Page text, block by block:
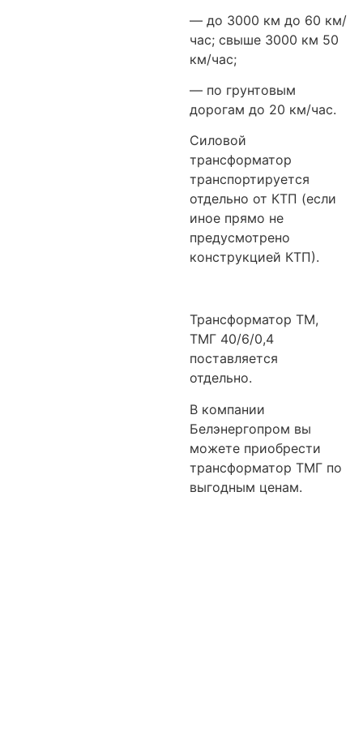
— до 3000 км до 60 км/
час; свыше 3000 км 50
км/час;
— по грунтовым
дорогам до 20 км/час.
Силовой
трансформатор
транспортируется
отдельно от КТП (если
иное прямо не
предусмотрено
конструкцией КТП).
Трансформатор ТМ,
ТМГ 40/6/0,4
поставляется
отдельно.
В компании
Белэнергопром вы
можете приобрести
трансформатор ТМГ по
выгодным ценам.